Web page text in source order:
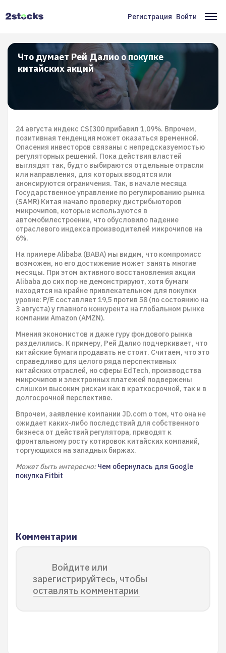
Меню
учётной
записи
пользователя
Регистрация Войти
Что думает Рей Далио о покупке
китайских акций
24 августа индекс CSI300 прибавил 1,09%. Впрочем,
позитивная тенденция может оказаться временной.
Опасения инвесторов связаны с непредсказуемостью
регуляторных решений. Пока действия властей
выглядят так, будто выбираются отдельные отрасли
или направления, для которых вводятся или
анонсируются ограничения. Так, в начале месяца
Государственное управление по регулированию рынка
(SAMR) Китая начало проверку дистрибьюторов
микрочипов, которые используются в
автомобилестроении, что обусловило падение
отраслевого индекса производителей микрочипов на
6%.
На примере Alibaba (BABA) мы видим, что компромисс
возможен, но его достижение может занять многие
месяцы. При этом активного восстановления акции
Alibaba до сих пор не демонстрируют, хотя бумаги
находятся на крайне привлекательном для покупки
уровне: P/E составляет 19,5 против 58 (по состоянию на
3 августа) у главного конкурента на глобальном рынке
компании Amazon (AMZN).
Мнения экономистов и даже гуру фондового рынка
разделились. К примеру, Рей Далио подчеркивает, что
китайские бумаги продавать не стоит. Считаем, что это
справедливо для целого ряда перспективных
китайских отраслей, но сферы EdTech, производства
микрочипов и электронных платежей подвержены
слишком высоким рискам как в краткосрочной, так и в
долгосрочной перспективе.
Впрочем, заявление компании JD.com о том, что она не
ожидает каких-либо последствий для собственного
бизнеса от действий регулятора, приводят к
фронтальному росту котировок китайских компаний,
торгующихся на западных биржах.
Может быть интересно: Чем обернулась для Google
покупка Fitbit
Комментарии
Войдите или
зарегистрируйтесь, чтобы
оставлять комментарии